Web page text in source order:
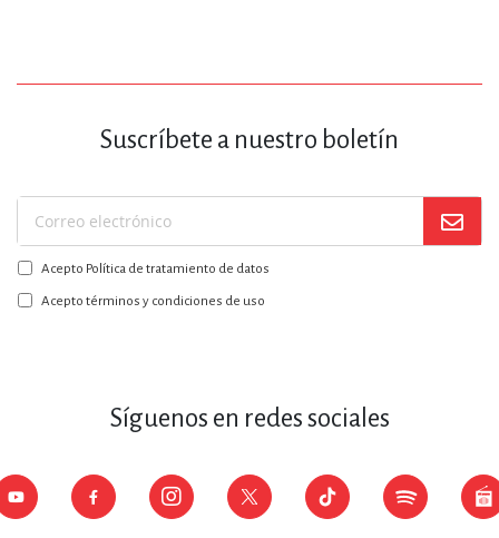
Suscríbete a nuestro boletín
Suscríbase
a
nuestro
boletín:
Acepto Política de tratamiento de datos
Acepto términos y condiciones de uso
Síguenos en redes sociales